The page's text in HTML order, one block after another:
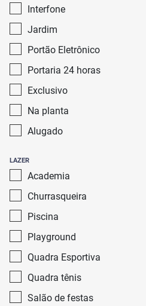
Interfone
Jardim
Portão Eletrônico
Portaria 24 horas
Exclusivo
Na planta
Alugado
LAZER
Academia
Churrasqueira
Piscina
Playground
Quadra Esportiva
Quadra tênis
Salão de festas